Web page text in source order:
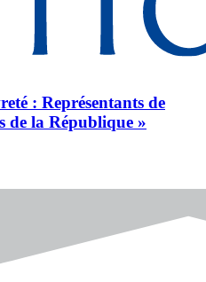
: Représentants de
de la République »